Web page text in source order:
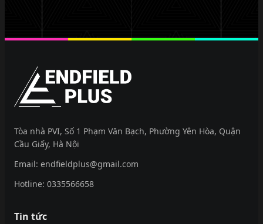
EndfieldPlus
Tòa nhà PVI, Số 1 Phạm Văn Bạch, Phường Yên Hòa, Quận
Cầu Giấy, Hà Nội
Email: endfieldplus@gmail.com
Hotline: 0335566658
Tin tức